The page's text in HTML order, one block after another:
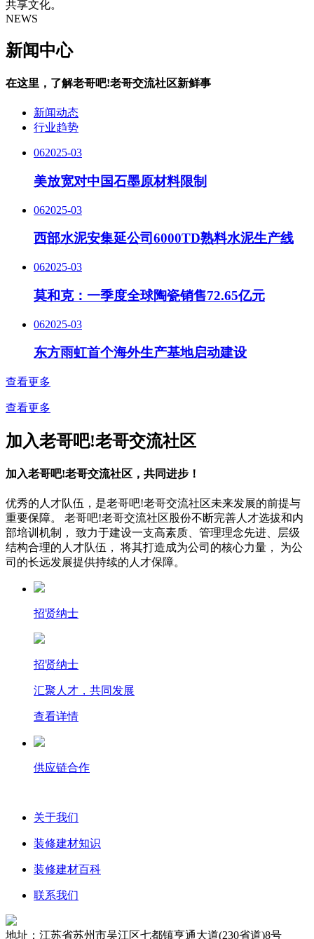
共享文化。
NEWS
新闻中心
在这里，了解老哥吧!老哥交流社区新鲜事
新闻动态
行业趋势
062025-03
美放宽对中国石墨原材料限制
062025-03
西部水泥安集延公司6000TD熟料水泥生产线
062025-03
莫和克：一季度全球陶瓷销售72.65亿元
062025-03
东方雨虹首个海外生产基地启动建设
查看更多
查看更多
加入老哥吧!老哥交流社区
加入老哥吧!老哥交流社区，共同进步！
优秀的人才队伍，是老哥吧!老哥交流社区未来发展的前提与
重要保障。 老哥吧!老哥交流社区股份不断完善人才选拔和内
部培训机制，
致力于建设一支高素质、管理理念先进、层级
结构合理的人才队伍，
将其打造成为公司的核心力量，
为公
司的长远发展提供持续的人才保障。
招贤纳士
招贤纳士
汇聚人才，共同发展
查看详情
供应链合作
关于我们
装修建材知识
装修建材百科
联系我们
地址：江苏省苏州市吴江区七都镇亨通大道(230省道)8号